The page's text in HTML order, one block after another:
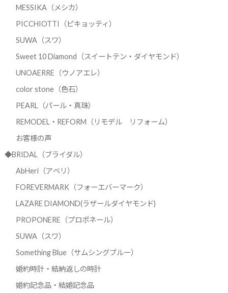
MESSIKA（メシカ）
PICCHIOTTI（ピキョッティ）
SUWA（スワ）
Sweet 10 Diamond（スイートテン・ダイヤモンド）
UNOAERRE（ウノアエレ）
color stone（色石）
PEARL（パール・真珠）
REMODEL・REFORM（リモデル リフォーム）
お客様の声
◆BRIDAL（ブライダル）
AbHeri（アベリ）
FOREVERMARK（フォーエバーマーク）
LAZARE DIAMOND(ラザールダイヤモンド)
PROPONERE（プロポネール）
SUWA（スワ）
Something Blue（サムシングブルー）
婚約時計・結納返しの時計
婚約記念品・結婚記念品